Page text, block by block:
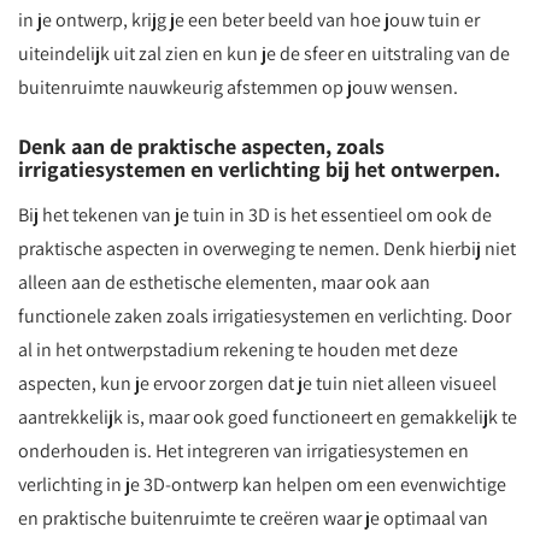
in je ontwerp, krijg je een beter beeld van hoe jouw tuin er
uiteindelijk uit zal zien en kun je de sfeer en uitstraling van de
buitenruimte nauwkeurig afstemmen op jouw wensen.
Denk aan de praktische aspecten, zoals
irrigatiesystemen en verlichting bij het ontwerpen.
Bij het tekenen van je tuin in 3D is het essentieel om ook de
praktische aspecten in overweging te nemen. Denk hierbij niet
alleen aan de esthetische elementen, maar ook aan
functionele zaken zoals irrigatiesystemen en verlichting. Door
al in het ontwerpstadium rekening te houden met deze
aspecten, kun je ervoor zorgen dat je tuin niet alleen visueel
aantrekkelijk is, maar ook goed functioneert en gemakkelijk te
onderhouden is. Het integreren van irrigatiesystemen en
verlichting in je 3D-ontwerp kan helpen om een evenwichtige
en praktische buitenruimte te creëren waar je optimaal van